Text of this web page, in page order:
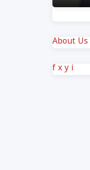
About Us
f x y i